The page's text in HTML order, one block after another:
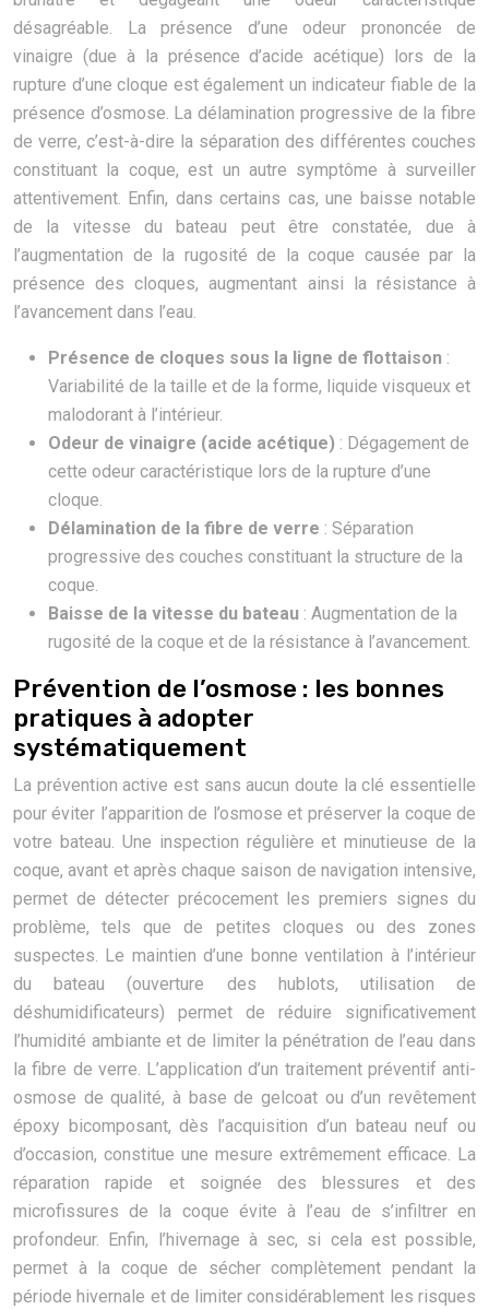
désagréable. La présence d’une odeur prononcée de
vinaigre (due à la présence d’acide acétique) lors de la
rupture d’une cloque est également un indicateur fiable de la
présence d’osmose. La délamination progressive de la fibre
de verre, c’est-à-dire la séparation des différentes couches
constituant la coque, est un autre symptôme à surveiller
attentivement. Enfin, dans certains cas, une baisse notable
de la vitesse du bateau peut être constatée, due à
l’augmentation de la rugosité de la coque causée par la
présence des cloques, augmentant ainsi la résistance à
l’avancement dans l’eau.
Présence de cloques sous la ligne de flottaison :
Variabilité de la taille et de la forme, liquide visqueux et
malodorant à l’intérieur.
Odeur de vinaigre (acide acétique) : Dégagement de
cette odeur caractéristique lors de la rupture d’une
cloque.
Délamination de la fibre de verre : Séparation
progressive des couches constituant la structure de la
coque.
Baisse de la vitesse du bateau : Augmentation de la
rugosité de la coque et de la résistance à l’avancement.
Prévention de l’osmose : les bonnes
pratiques à adopter
systématiquement
La prévention active est sans aucun doute la clé essentielle
pour éviter l’apparition de l’osmose et préserver la coque de
votre bateau. Une inspection régulière et minutieuse de la
coque, avant et après chaque saison de navigation intensive,
permet de détecter précocement les premiers signes du
problème, tels que de petites cloques ou des zones
suspectes. Le maintien d’une bonne ventilation à l’intérieur
du bateau (ouverture des hublots, utilisation de
déshumidificateurs) permet de réduire significativement
l’humidité ambiante et de limiter la pénétration de l’eau dans
la fibre de verre. L’application d’un traitement préventif anti-
osmose de qualité, à base de gelcoat ou d’un revêtement
époxy bicomposant, dès l’acquisition d’un bateau neuf ou
d’occasion, constitue une mesure extrêmement efficace. La
réparation rapide et soignée des blessures et des
microfissures de la coque évite à l’eau de s’infiltrer en
profondeur. Enfin, l’hivernage à sec, si cela est possible,
permet à la coque de sécher complètement pendant la
période hivernale et de limiter considérablement les risques